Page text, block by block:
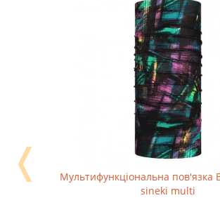
Мультифункціональна пов'язка Buff
sineki multi
❬